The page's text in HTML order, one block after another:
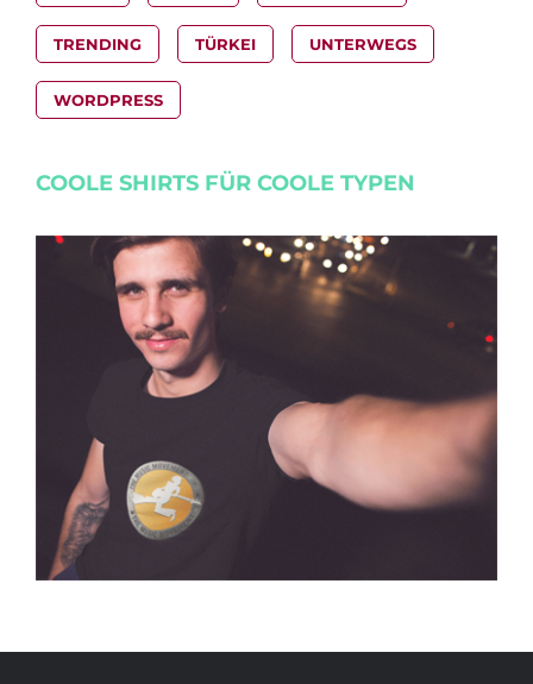
TRENDING TÜRKEI UNTERWEGS
WORDPRESS
COOLE SHIRTS FÜR COOLE TYPEN